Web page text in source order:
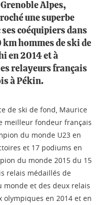
Alpes,
une superbe
coéquipiers dans
hommes de ski de
en 2014 et à
relayeurs français
à Pékin.
de ski de fond, Maurice
meilleur fondeur français
du monde U23 en
et 17 podiums en
du monde 2015 du 15
relais médaillés de
monde et des deux relais
olympiques en 2014 et en